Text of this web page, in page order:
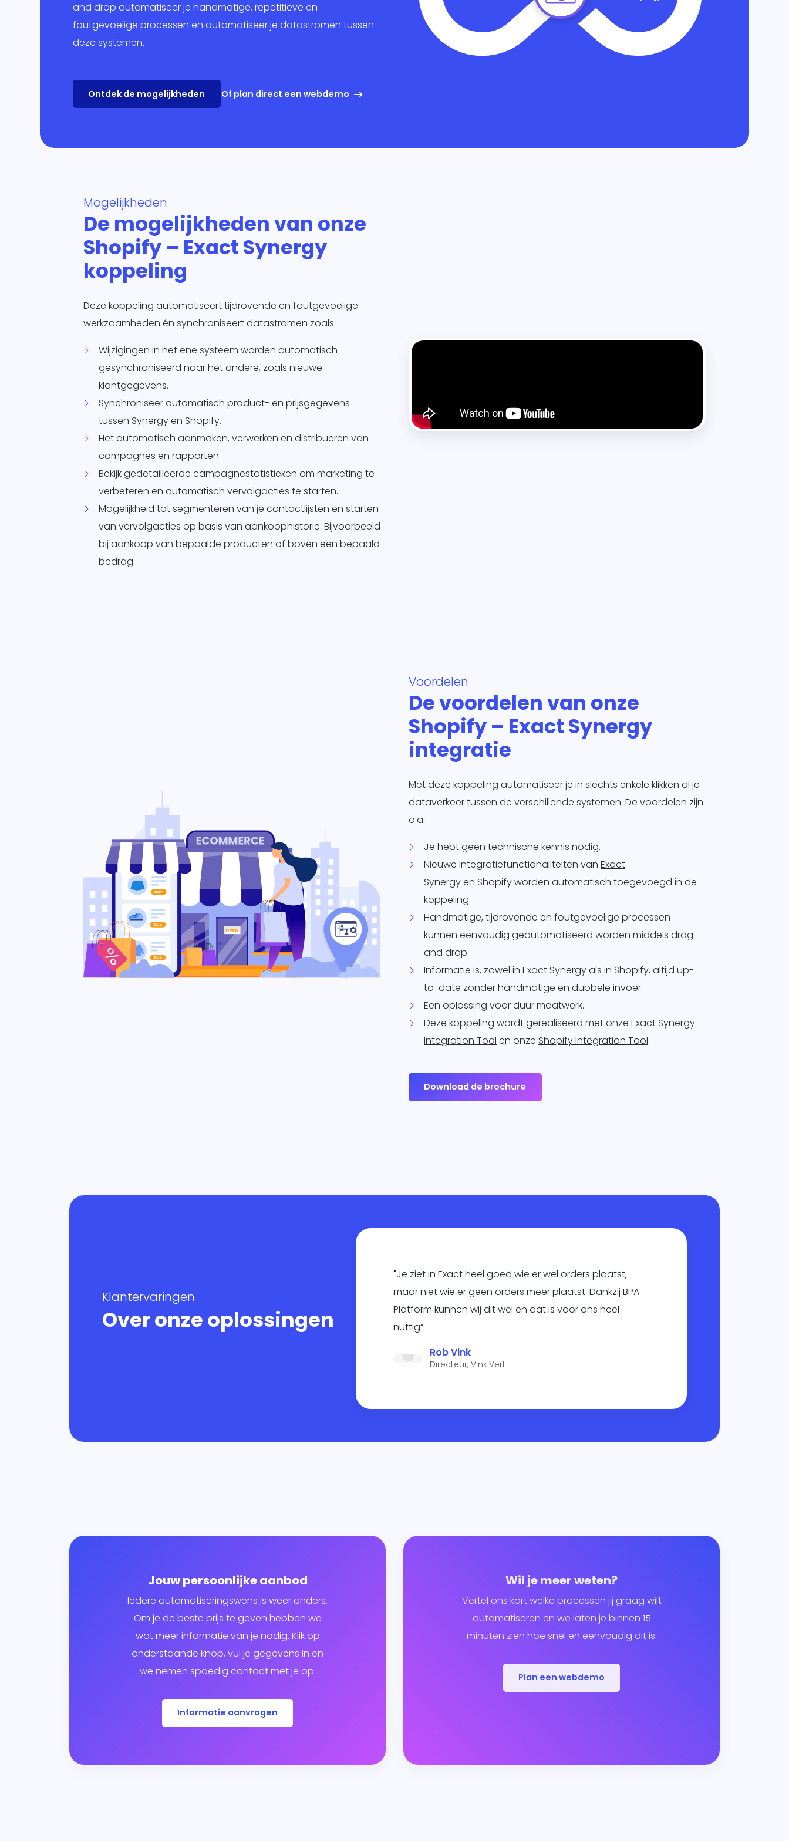
Marketing
and drop automatiseer je handmatige, repetitieve en
foutgevoelige processen en automatiseer je datastromen tussen
deze systemen.
Ontdek de mogelijkheden Of plan direct een webdemo
Mogelijkheden
De mogelijkheden van onze
Shopify – Exact Synergy
koppeling
Deze koppeling automatiseert tijdrovende en foutgevoelige
werkzaamheden én synchroniseert datastromen zoals:
Wijzigingen in het ene systeem worden automatisch
gesynchroniseerd naar het andere, zoals nieuwe
klantgegevens.
Synchroniseer automatisch product- en prijsgegevens
tussen Synergy en Shopify.
Het automatisch aanmaken, verwerken en distribueren van
campagnes en rapporten.
Bekijk gedetailleerde campagnestatistieken om marketing te
verbeteren en automatisch vervolgacties te starten.
Mogelijkheid tot segmenteren van je contactlijsten en starten
van vervolgacties op basis van aankoophistorie. Bijvoorbeeld
bij aankoop van bepaalde producten of boven een bepaald
bedrag.
Voordelen
De voordelen van onze
Shopify – Exact Synergy
integratie
Met deze koppeling automatiseer je in slechts enkele klikken al je
dataverkeer tussen de verschillende systemen. De voordelen zijn
o.a.:
Je hebt geen technische kennis nodig.
Nieuwe integratiefunctionaliteiten van Exact
Synergyen Shopifyworden automatisch toegevoegd in de
koppeling.
Handmatige, tijdrovende en foutgevoelige processen
kunnen eenvoudig geautomatiseerd worden middels drag
and drop.
Informatie is, zowel in Exact Synergy als in Shopify, altijd up-
to-date zonder handmatige en dubbele invoer.
Een oplossing voor duur maatwerk.
Deze koppeling wordt gerealiseerd met onze Exact Synergy
Integration Tool en onze Shopify Integration Tool.
Download de brochure
Klantervaringen
Over onze oplossingen
"Je ziet in Exact heel goed wie er wel orders plaatst,
maar niet wie er geen orders meer plaatst. Dankzij BPA
Platform kunnen wij dit wel en dat is voor ons heel
nuttig”.
Rob Vink
Directeur, Vink Verf
Jouw persoonlijke aanbod
Iedere automatiseringswens is weer anders.
Om je de beste prijs te geven hebben we
wat meer informatie van je nodig. Klik op
onderstaande knop, vul je gegevens in en
we nemen spoedig contact met je op.
Informatie aanvragen
Wil je meer weten?
Vertel ons kort welke processen jij graag wilt
automatiseren en we laten je binnen 15
minuten zien hoe snel en eenvoudig dit is.
Plan een webdemo